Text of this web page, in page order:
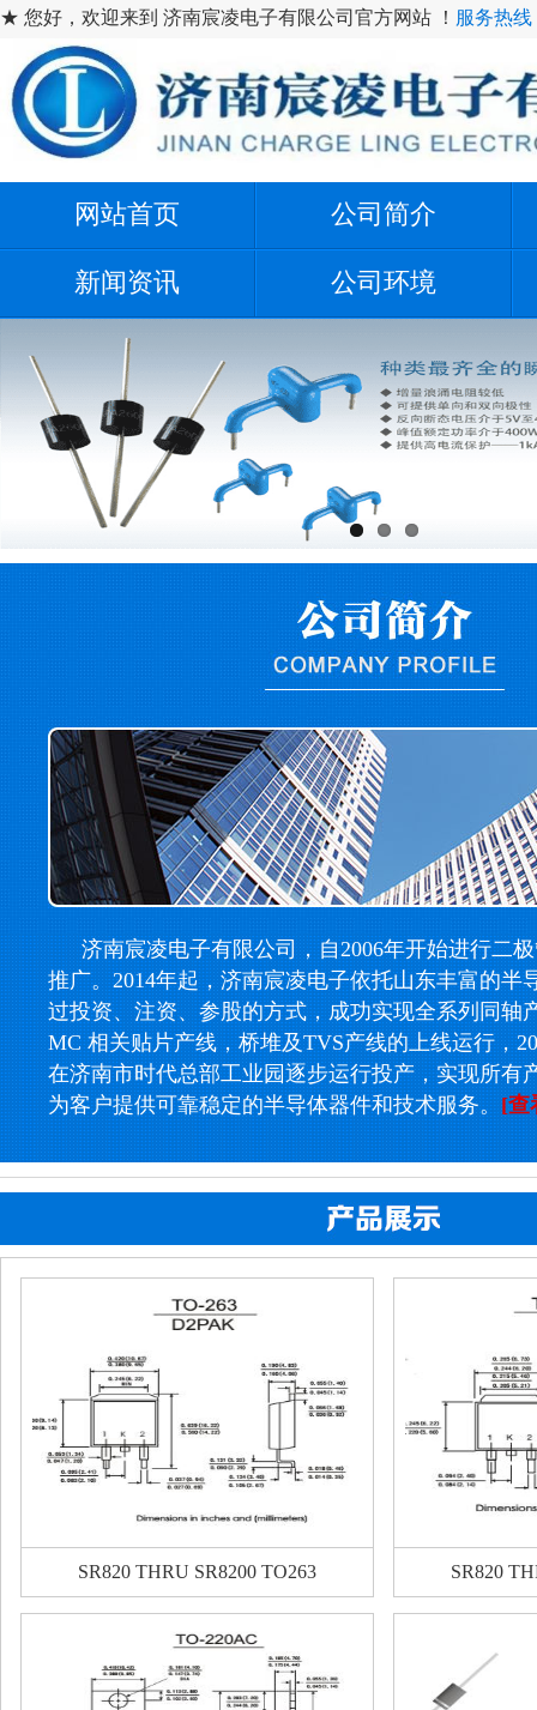
★ 您好，欢迎来到 济南宸凌电子有限公司官方网站 ！ 服务热线
网站首页 公司简介
新闻资讯 公司环境
济南宸凌电子有限公司，自2006年开始进行二
推广。2014年起，济南宸凌电子依托山东丰富的半
过投资、注资、参股的方式，成功实现全系列同轴
MC 相关贴片产线，桥堆及TVS产线的上线运行，
在济南市时代总部工业园逐步运行投产，实现所有
为客户提供可靠稳定的半导体器件和技术服务。[查
SR820 THRU SR8200 TO263 SR820